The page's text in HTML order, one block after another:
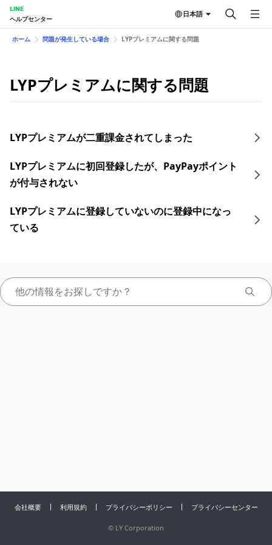
LINE
ヘルプセンター
日本語
ホーム 問題が発生している場合 LYPプレミアムに関する問題
LYPプレミアムに関する問題
LYPプレミアムが二重課金されてしまった
LYPプレミアムに初回登録したが、PayPayポイント
が付与されない
LYPプレミアムに登録していないのに登録中になっ
ている
会社概要 利用規約 プライバシーポリシー プライバシーセンター
© LY Corporation